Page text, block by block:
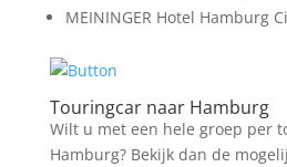
MEININGER Hotel Hamburg
Touringcar naar Hamburg
Wilt u met een hele groep per
Hamburg? Bekijk dan de